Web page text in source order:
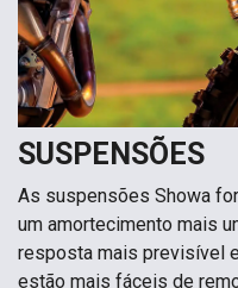
SUSPENSÕES
As suspensões Showa
um amortecimento mais
resposta mais previsível
estão mais fáceis de